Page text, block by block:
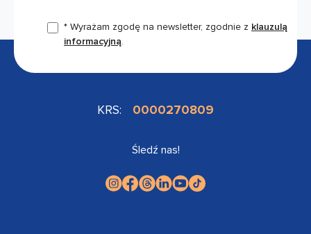
* Wyrażam zgodę na newsletter, zgodnie z klauzulą
informacyjną.
KRS: 0000270809
Śledź nas!